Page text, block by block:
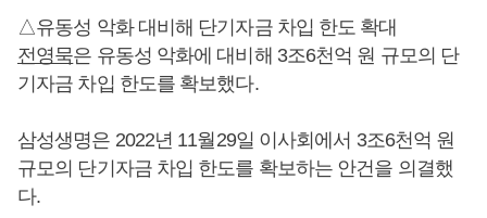
△유동성 악화 대비해 단기자금 차입 한도 확대
전영묵은 유동성 악화에 대비해 3조6천억 원 규모의 단
기자금 차입 한도를 확보했다.
삼성생명은 2022년 11월29일 이사회에서 3조6천억 원
규모의 단기자금 차입 한도를 확보하는 안건을 의결했
다.